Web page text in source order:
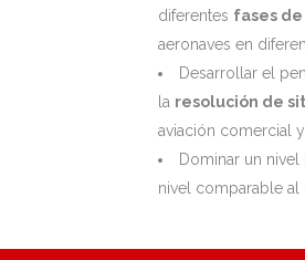
diferentes fases
aeronaves en
Desarrollar el
la resolución de
aviación comercial
Dominar un
nivel comparable al